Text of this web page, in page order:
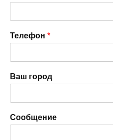
Телефон *
Ваш город
Сообщение